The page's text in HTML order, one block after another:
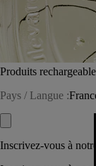
Produits
Pays / Langue :
Inscrivez-vous à